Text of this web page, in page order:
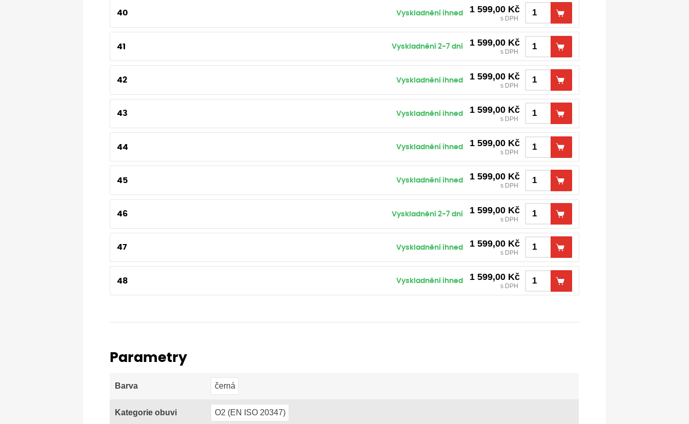
40 Vyskladnění ihned 1 599,00 Kč
s DPH
41 Vyskladnění 2-7 dní 1 599,00 Kč
s DPH
42 Vyskladnění ihned 1 599,00 Kč
s DPH
43 Vyskladnění ihned 1 599,00 Kč
s DPH
44 Vyskladnění ihned 1 599,00 Kč
s DPH
45 Vyskladnění ihned 1 599,00 Kč
s DPH
46 Vyskladnění 2-7 dní 1 599,00 Kč
s DPH
47 Vyskladnění ihned 1 599,00 Kč
s DPH
48 Vyskladnění ihned 1 599,00 Kč
s DPH
Parametry
Barva černá
Kategorie obuvi O2 (EN ISO 20347)